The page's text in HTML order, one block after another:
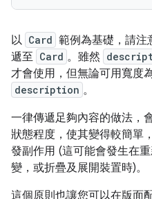
以 Card 範例為基礎，請注
遞至 Card 。雖然
才會使用，但無論可用寬度
description 。
一律傳遞足夠內容的做法，
狀態程度，使其變得較簡單
發副作用 (這可能會發生在
變，或折疊及展開裝置時)。
這個原則也讓您可以在版面